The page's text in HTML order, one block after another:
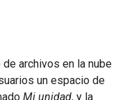
archivos en la nube
un espacio de
Mi unidad, y la